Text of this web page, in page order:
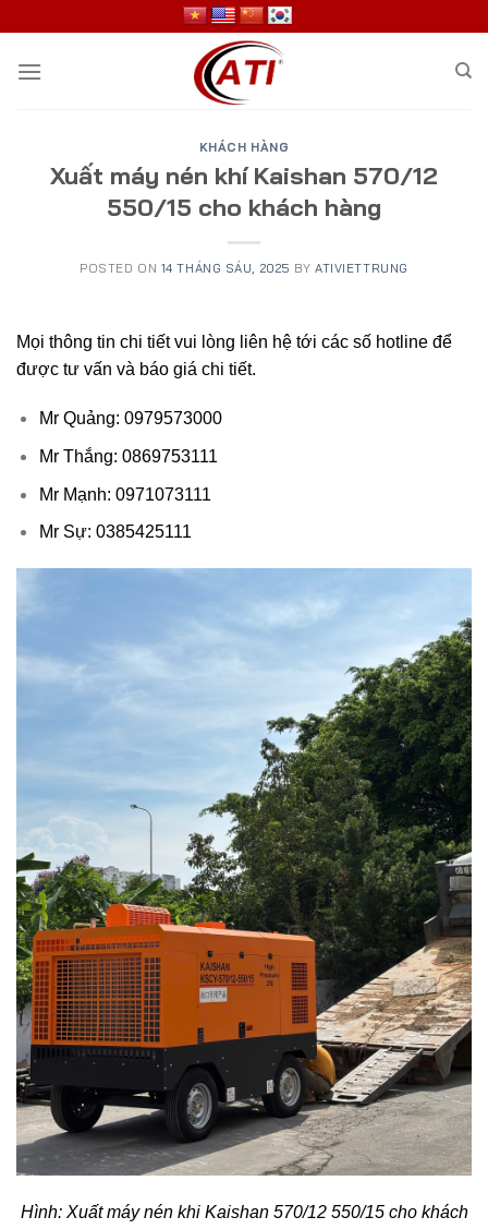
to
content
KHÁCH HÀNG
Xuất máy nén khí Kaishan 570/12
550/15 cho khách hàng
POSTED ON 14 THÁNG SÁU, 2025 BYATIVIETTRUNG
Mọi thông tin chi tiết vui lòng liên hệ tới các số hotline để
được tư vấn và báo giá chi tiết.
Mr Quảng: 0979573000
Mr Thắng: 0869753111
Mr Mạnh: 0971073111
Mr Sự: 0385425111
Hình: Xuất máy nén khi Kaishan 570/12 550/15 cho khách